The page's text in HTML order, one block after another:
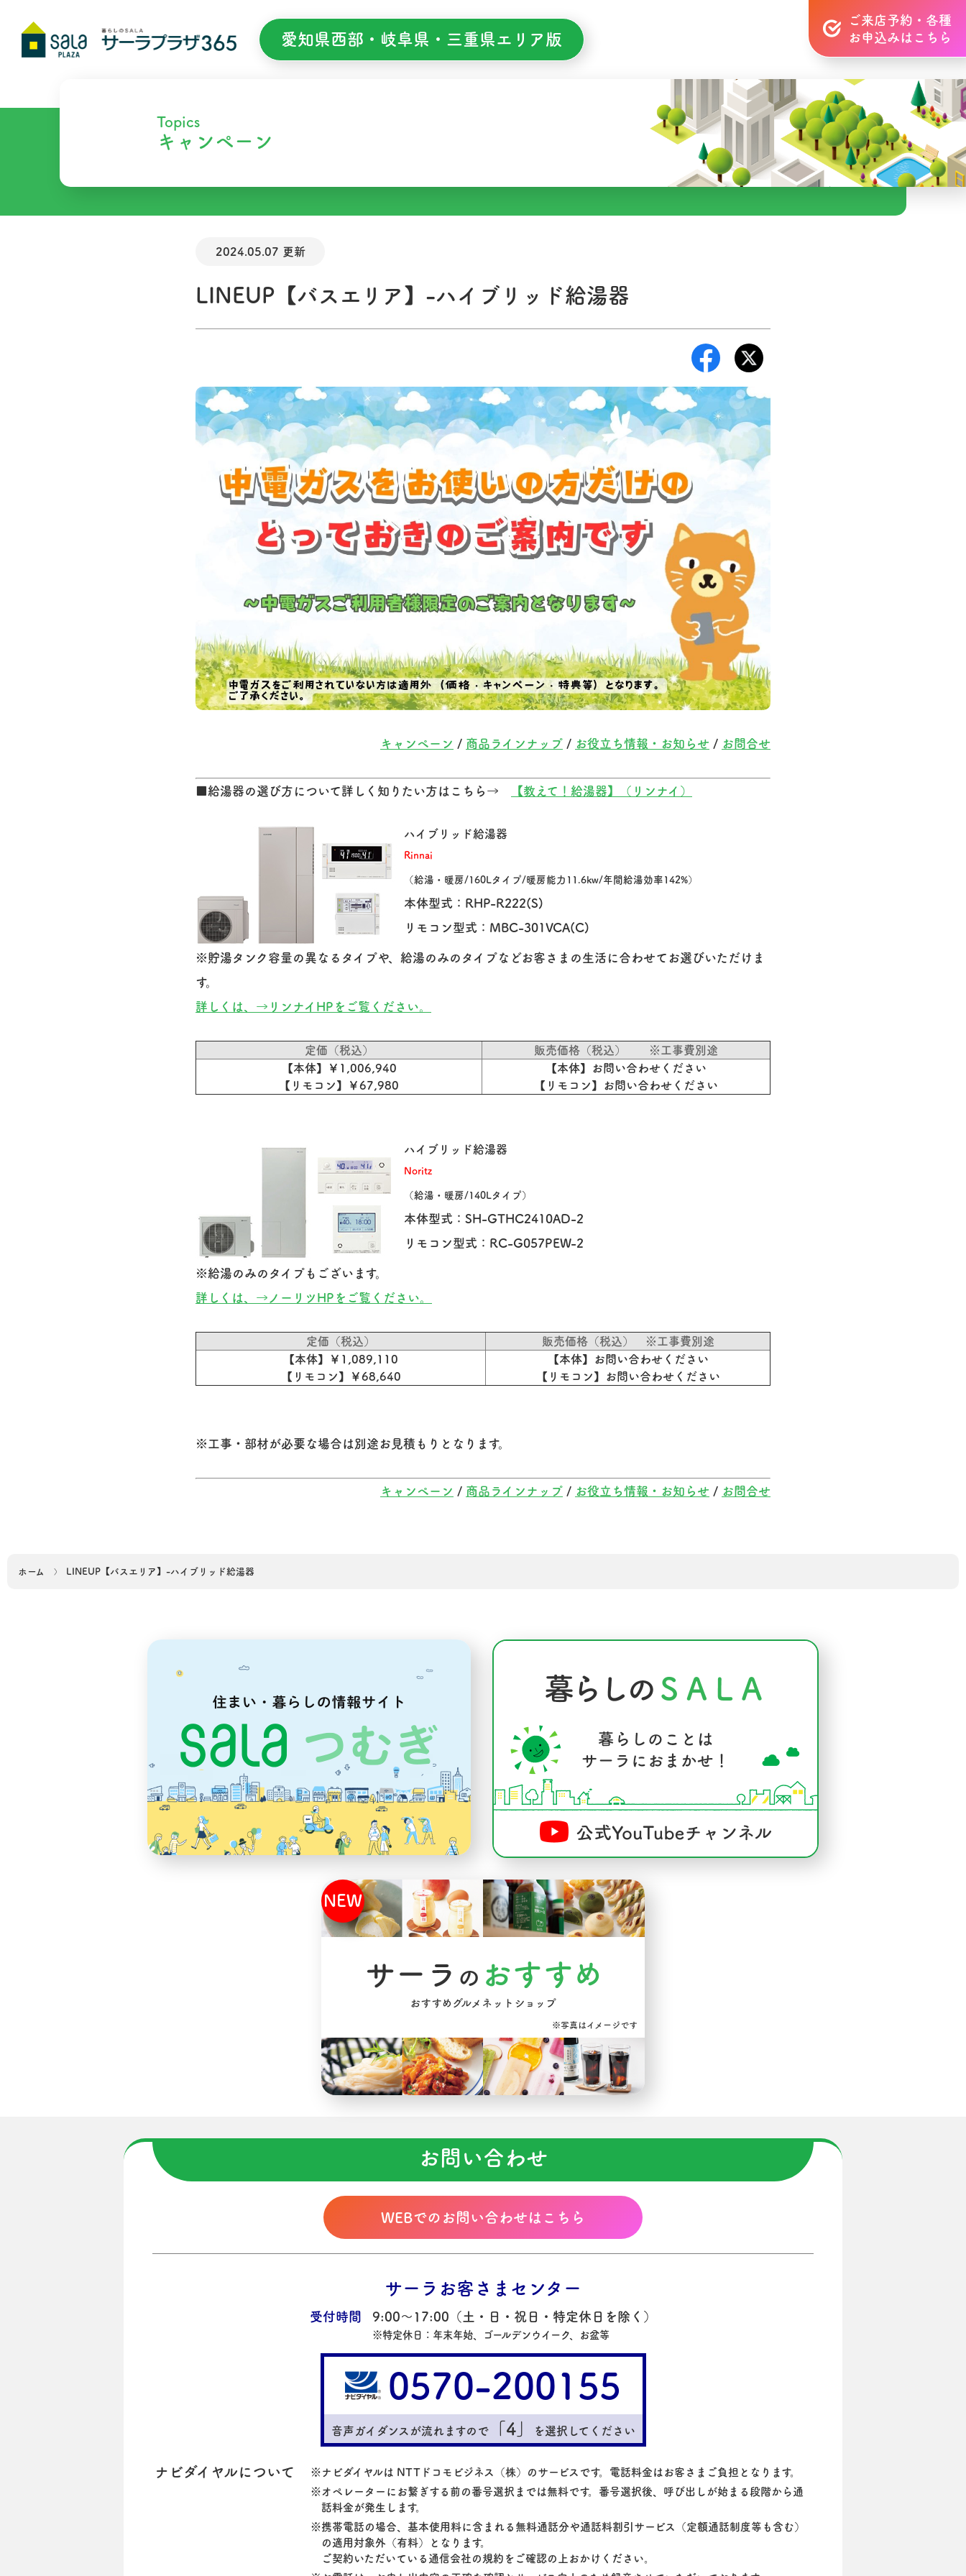
愛知県西部・岐阜県・三重県エリア版
ご来店予約・各種
お申込みはこちら
Topics
キャンペーン
2024.05.07 更新
LINEUP【バスエリア】-ハイブリッド給湯器
キャンペーン / 商品ラインナップ / お役立ち情報・お知らせ / お問合せ
■給湯器の選び方について詳しく知りたい方はこちら→ 【教えて！給湯器】（リンナイ）
ハイブリッド給湯器
Rinnai
（給湯・暖房/160Lタイプ/暖房能力11.6kw/年間給湯効率142%）
本体型式：RHP-R222(S)
リモコン型式：MBC-301VCA(C)
※貯湯タンク容量の異なるタイプや、給湯のみのタイプなどお客さまの生活に合わせてお選びいただけま
す。
詳しくは、→リンナイHPをご覧ください。
定価（税込）
販売価格（税込） ※工事費別途
【本体】￥1,006,940
【リモコン】￥67,980
【本体】お問い合わせください
【リモコン】お問い合わせください
ハイブリッド給湯器
Noritz
（給湯・暖房/140Lタイプ）
本体型式：SH-GTHC2410AD-2
リモコン型式：RC-G057PEW-2
※給湯のみのタイプもございます。
詳しくは、→ノーリツHPをご覧ください。
定価（税込）
販売価格（税込） ※工事費別途
【本体】￥1,089,110
【リモコン】￥68,640
【本体】お問い合わせください
【リモコン】お問い合わせください
※工事・部材が必要な場合は別途お見積もりとなります。
キャンペーン / 商品ラインナップ / お役立ち情報・お知らせ / お問合せ
ホーム LINEUP【バスエリア】-ハイブリッド給湯器
お問い合わせ
WEBでのお問い合わせはこちら
サーラお客さまセンター
受付時間 9:00～17:00 （土・日・祝日・特定休日を除く）
※特定休日：年末年始、ゴールデンウイーク、お盆等
0570-200155
音声ガイダンスが流れますので「4」 を選択してください
ナビダイヤルについて
ナビダイヤルは NTTドコモビジネス（株）のサービスです。電話料金はお客さまご負担となります。
オペレーターにお繋ぎする前の番号選択までは無料です。番号選択後、呼び出しが始まる段階から通
話料金が発生します。
携帯電話の場合、基本使用料に含まれる無料通話分や通話料割引サービス（定額通話制度等も含む）
の適用対象外（有料）となります。
ご契約いただいている通信会社の規約をご確認の上おかけください。